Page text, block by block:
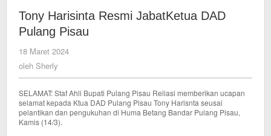
JabatKetua
Tony Harisinta Resmi JabatKetua DAD
Pulang Pisau
18 Maret 2024
oleh Sherly
SELAMAT: Staf Ahli Bupati Pulang Pisau Reliasi memberikan ucapan
selamat kepada Ktua DAD Pulang Pisau Tony Harisnta seusai
pelantikan dan pengukuhan di Huma Betang Bandar Pulang Pisau,
Kamis (14/3).